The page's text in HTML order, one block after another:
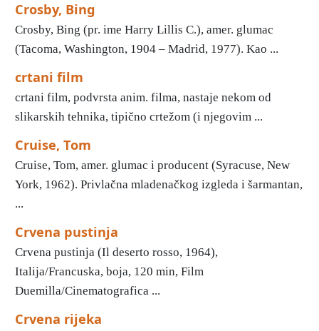
Crosby, Bing
Crosby, Bing (pr. ime Harry Lillis C.), amer. glumac
(Tacoma, Washington, 1904 – Madrid, 1977). Kao ...
crtani film
crtani film, podvrsta anim. filma, nastaje nekom od
slikarskih tehnika, tipično crtežom (i njegovim ...
Cruise, Tom
Cruise, Tom, amer. glumac i producent (Syracuse, New
York, 1962). Privlačna mladenačkog izgleda i šarmantan,
...
Crvena pustinja
Crvena pustinja (Il deserto rosso, 1964),
Italija/Francuska, boja, 120 min, Film
Duemilla/Cinematografica ...
Crvena rijeka